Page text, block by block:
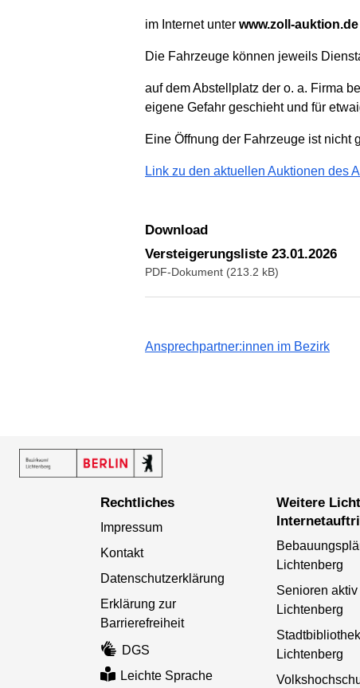
im Internet unter www.zoll-auktion.de
Die Fahrzeuge können jeweils
auf dem Abstellplatz der o. a. Firma
eigene Gefahr geschieht und für
Eine Öffnung der Fahrzeuge ist nicht
Link zu den aktuellen Auktionen des
Download
Versteigerungsliste 23.01.2026
PDF-Dokument (213.2 kB)
Ansprechpartner:innen im Bezirk
Rechtliches
Impressum
Kontakt
Datenschutzerklärung
Erklärung zur
Barrierefreiheit
DGS
Leichte Sprache
Weitere Lichtenberger
Lichtenberg
Senioren aktiv
Lichtenberg
Stadtbibliothek
Lichtenberg